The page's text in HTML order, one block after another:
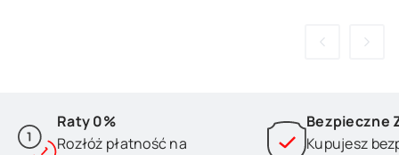
Raty 0%
Rozłóż płatność na
Bezpieczne
Kupujesz